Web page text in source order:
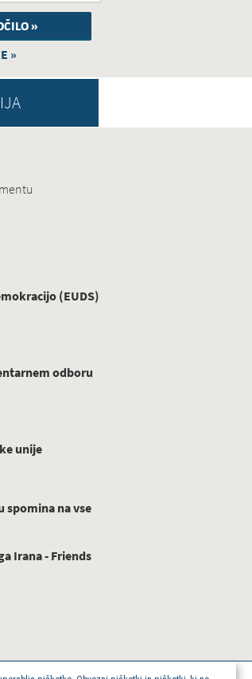
»
(EUDS)
odboru
unije
spomina na vse
Irana - Friends